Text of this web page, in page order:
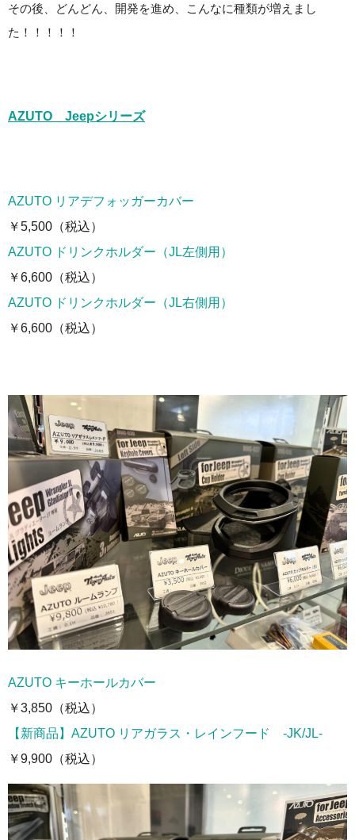
その後、どんどん、開発を進め、こんなに種類が増えまし
た！！！！！
AZUTO Jeepシリーズ
AZUTO リアデフォッガーカバー
￥5,500（税込）
AZUTO ドリンクホルダー（JL左側用）
￥6,600（税込）
AZUTO ドリンクホルダー（JL右側用）
￥6,600（税込）
AZUTO キーホールカバー
￥3,850（税込）
【新商品】AZUTO リアガラス・レインフード -JK/JL-
￥9,900（税込）